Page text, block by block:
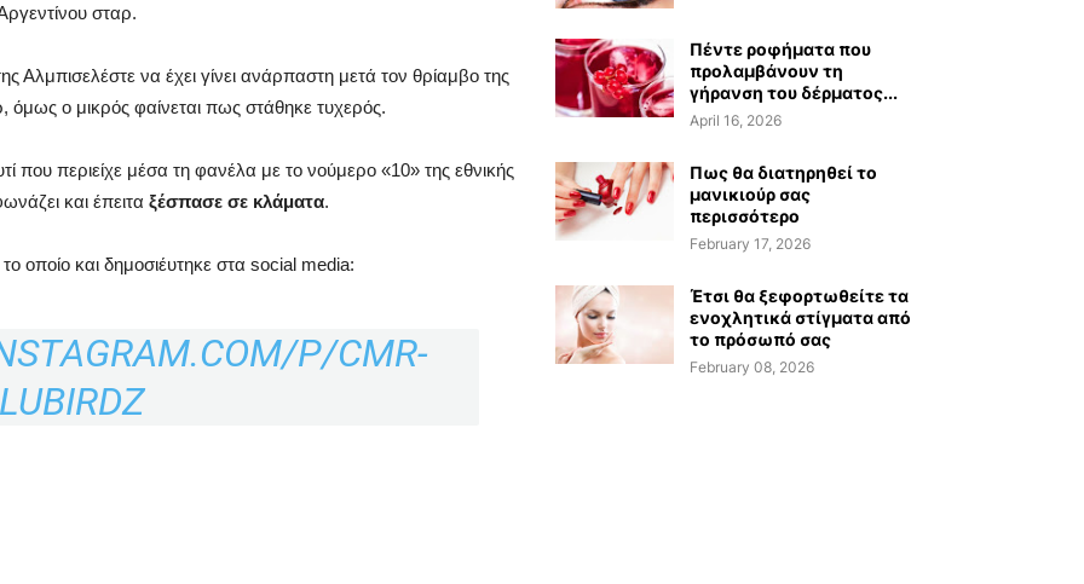
σταρ.
Αλμπισελέστε να έχει γίνει ανάρπαστη μετά τον θρίαμβο της
ο μικρός φαίνεται πως στάθηκε τυχερός.
που περιείχε μέσα τη φανέλα με το νούμερο «10» της εθνικής
και έπειτα ξέσπασε σε κλάματα.
οποίο και δημοσιέυτηκε στα social media:
P/CMR-
Πέντε ροφήματα που
προλαμβάνουν τη
γήρανση του δέρματος...
April 16, 2026
Πως θα διατηρηθεί το
μανικιούρ σας
περισσότερο
February 17, 2026
Έτσι θα ξεφορτωθείτε τα
ενοχλητικά στίγματα από
το πρόσωπό σας
February 08, 2026